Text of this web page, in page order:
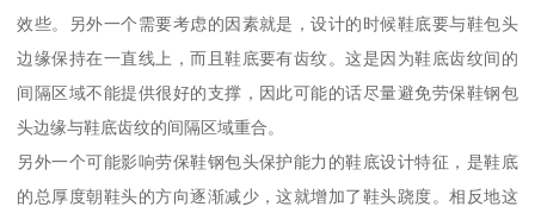
效些。另外一个需要考虑的因素就是，设计的时候鞋底要与鞋包头
边缘保持在一直线上，而且鞋底要有齿纹。这是因为鞋底齿纹间的
间隔区域不能提供很好的支撑，因此可能的话尽量避免劳保鞋钢包
头边缘与鞋底齿纹的间隔区域重合。
另外一个可能影响劳保鞋钢包头保护能力的鞋底设计特征，是鞋底
的总厚度朝鞋头的方向逐渐减少，这就增加了鞋头跷度。相反地这